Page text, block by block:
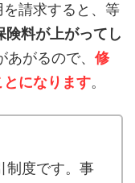
請求すると、等
険料が上がってし
がるので、 修
になります。
制度です。事